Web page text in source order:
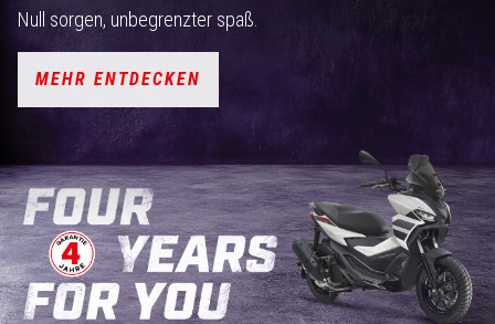
Null sorgen, unbegrenzter spaß.
MEHR ENTDECKEN